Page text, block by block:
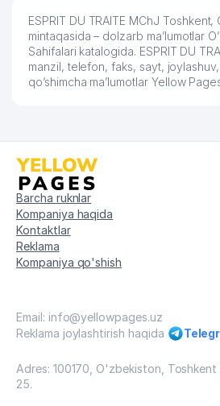
59 ANGELS FOOD HOLDING
60
GS1 UZBEKISTAN (EAN
UZBEKISTAN)
INSTITUTI
63
AFROSIYOB BUSINESS
MChJ
64
MARCO POLO CENTRAL
MARCO POLO
66 ADVERTISING GUIDE MChJ
MChJ
ESPRIT DU TRAITE MChJ
mintaqasida – dolzarb ma’lumotlar
Sahifalari katalogida. ESPRIT DU
manzil, telefon, faks, sayt,
qo’shimcha ma’lumotlar Yellow
Barcha ruknlar
Kompaniya haqida
Kontaktlar
Reklama
Kompaniya qo'shish
Email: info@yellowpages.uz
Reklama joylashtirish haqida
Adres: 100170, O'zbekiston,
25.